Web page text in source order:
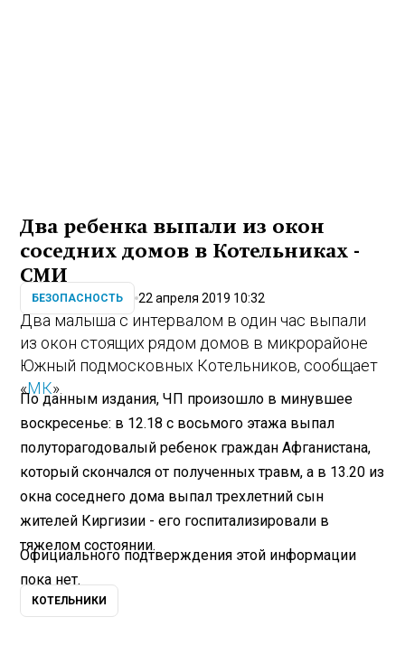
Два ребенка выпали из окон
соседних домов в Котельниках -
СМИ
БЕЗОПАСНОСТЬ 22 апреля 2019 10:32
Два малыша с интервалом в один час выпали
из окон стоящих рядом домов в микрорайоне
Южный подмосковных Котельников, сообщает
«МК».
По данным издания, ЧП произошло в минувшее
воскресенье: в 12.18 с восьмого этажа выпал
полуторагодовалый ребенок граждан Афганистана,
который скончался от полученных травм, а в 13.20 из
окна соседнего дома выпал трехлетний сын
жителей Киргизии - его госпитализировали в
тяжелом состоянии.
Официального подтверждения этой информации
пока нет.
КОТЕЛЬНИКИ